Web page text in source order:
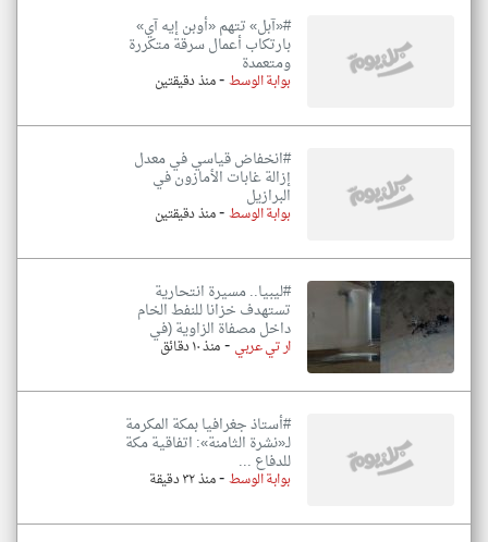
#«آبل» تتهم «أوبن إيه آي»
بارتكاب أعمال سرقة متكررة
ومتعمدة
بوابة الوسط-منذ دقيقتين
#انخفاض قياسي في معدل
إزالة غابات الأمازون في
البرازيل
بوابة الوسط-منذ دقيقتين
#ليبيا.. مسيرة انتحارية
تستهدف خزانا للنفط الخام
داخل مصفاة الزاوية (في
ار تي عربي -منذ ١٠ دقائق
#أستاذ جغرافيا بمكة المكرمة
لـ«نشرة الثامنة»: اتفاقية مكة
للدفاع ...
بوابة الوسط-منذ ٣٢ دقيقة